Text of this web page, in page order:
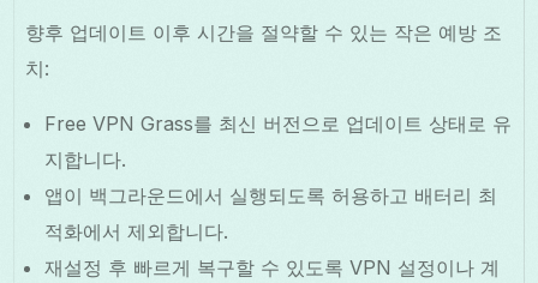
향후 업데이트 이후 시간을 절약할 수 있는 작은 예방 조
치:
Free VPN Grass를 최신 버전으로 업데이트 상태로 유
지합니다.
앱이 백그라운드에서 실행되도록 허용하고 배터리 최
적화에서 제외합니다.
재설정 후 빠르게 복구할 수 있도록 VPN 설정이나 계